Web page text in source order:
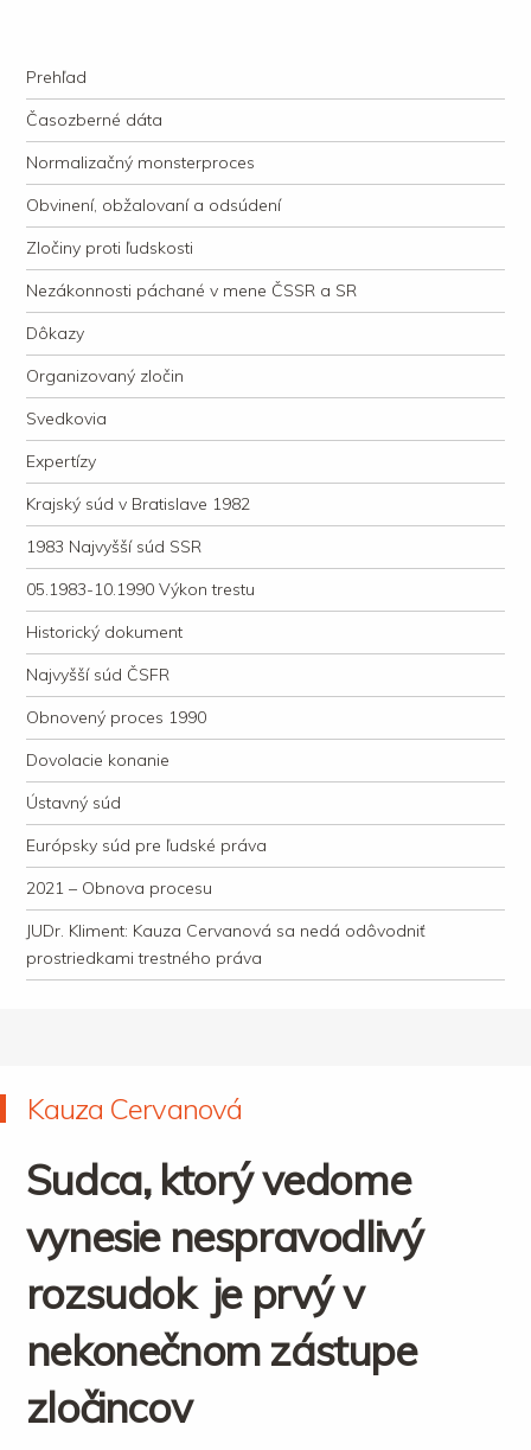
justície
Navigation
Skip to content
Prehľad
Časozberné dáta
Normalizačný monsterproces
Obvinení, obžalovaní a odsúdení
Zločiny proti ľudskosti
Nezákonnosti páchané v mene ČSSR a SR
Dôkazy
Organizovaný zločin
Svedkovia
Expertízy
Krajský súd v Bratislave 1982
1983 Najvyšší súd SSR
05.1983-10.1990 Výkon trestu
Historický dokument
Najvyšší súd ČSFR
Obnovený proces 1990
Dovolacie konanie
Ústavný súd
Európsky súd pre ľudské práva
2021 – Obnova procesu
JUDr. Kliment: Kauza Cervanová sa nedá odôvodniť
prostriedkami trestného práva
Kauza Cervanová
Sudca, ktorý vedome
vynesie nespravodlivý
rozsudok je prvý v
nekonečnom zástupe
zločincov